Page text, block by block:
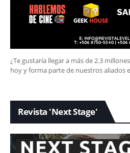
¿Te gustaría llegar a más de 2.3
hoy y forma parte de nuestros aliados
Revista 'Next Stage'